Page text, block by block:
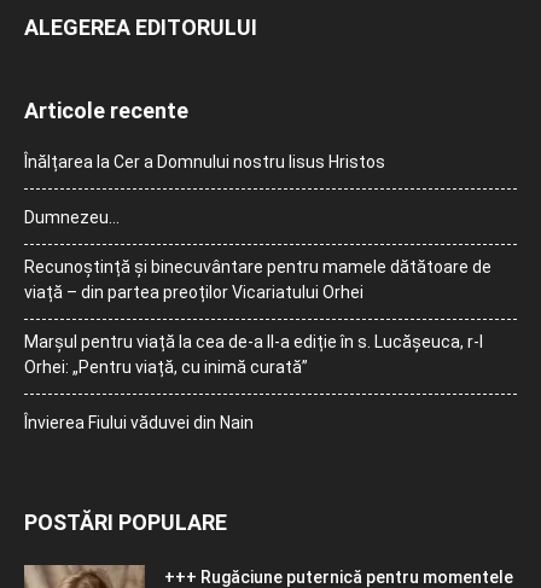
ALEGEREA EDITORULUI
Articole recente
Înălțarea la Cer a Domnului nostru Iisus Hristos
Dumnezeu…
Recunoștință și binecuvântare pentru mamele dătătoare de
viață – din partea preoților Vicariatului Orhei
Marșul pentru viață la cea de-a II-a ediție în s. Lucășeuca, r-l
Orhei: „Pentru viață, cu inimă curată”
Învierea Fiului văduvei din Nain
POSTĂRI POPULARE
+++ Rugăciune puternică pentru momentele